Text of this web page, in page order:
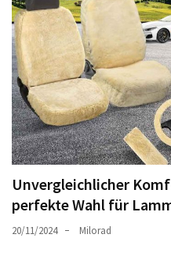
Unvergleichlicher
perfekte Wahl für
20/11/2024 Milorad